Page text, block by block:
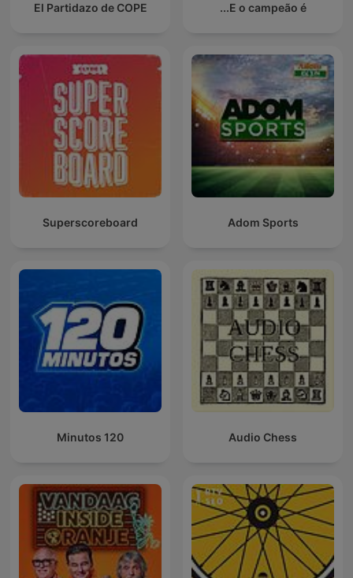
E o campeão é...
El Partidazo de COPE
Adom Sports
Superscoreboard
Audio Chess
120 Minutos